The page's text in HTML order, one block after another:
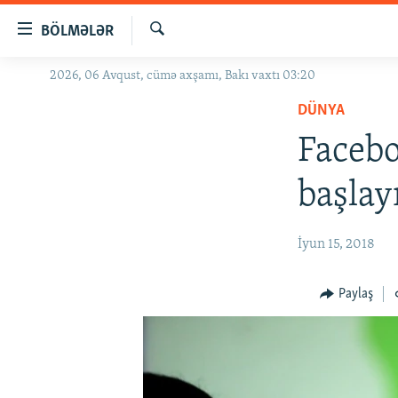
BÖLMƏLƏR
GÜNDƏM
Axtar
2026, 06 Avqust, cümə axşamı, Bakı vaxtı 03:20
DÜNYA
İyun 15, 2018
Paylaş